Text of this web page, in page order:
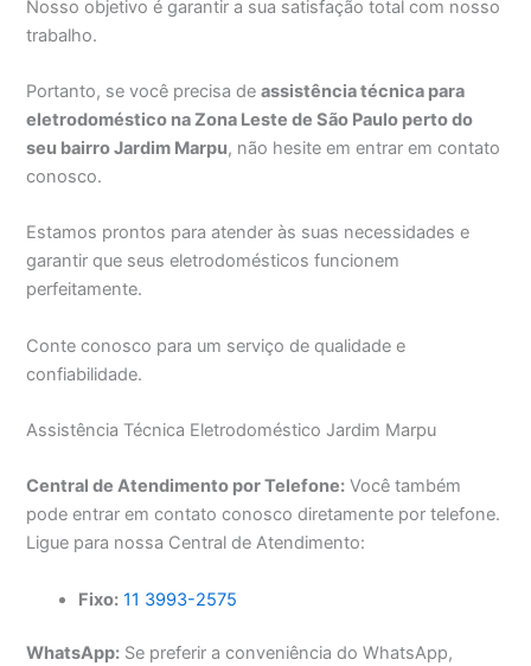
Nosso objetivo é garantir a sua satisfação total com nosso
trabalho.
Portanto, se você precisa deassistência técnica para
eletrodoméstico na Zona Leste de São Paulo perto do
seu bairro Jardim Marpu, não hesite em entrar em contato
conosco.
Estamos prontos para atender às suas necessidades e
garantir que seus eletrodomésticos funcionem
perfeitamente.
Conte conosco para um serviço de qualidade e
confiabilidade.
Assistência Técnica Eletrodoméstico Jardim Marpu
Central de Atendimento por Telefone: Você também
pode entrar em contato conosco diretamente por telefone.
Ligue para nossa Central de Atendimento:
Fixo: 11 3993-2575
WhatsApp: Se preferir a conveniência do WhatsApp,